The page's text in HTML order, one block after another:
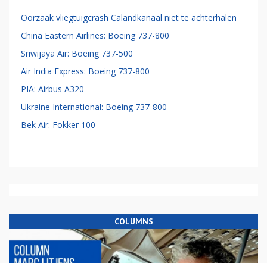
Oorzaak vliegtuigcrash Calandkanaal niet te achterhalen
China Eastern Airlines: Boeing 737-800
Sriwijaya Air: Boeing 737-500
Air India Express: Boeing 737-800
PIA: Airbus A320
Ukraine International: Boeing 737-800
Bek Air: Fokker 100
COLUMNS